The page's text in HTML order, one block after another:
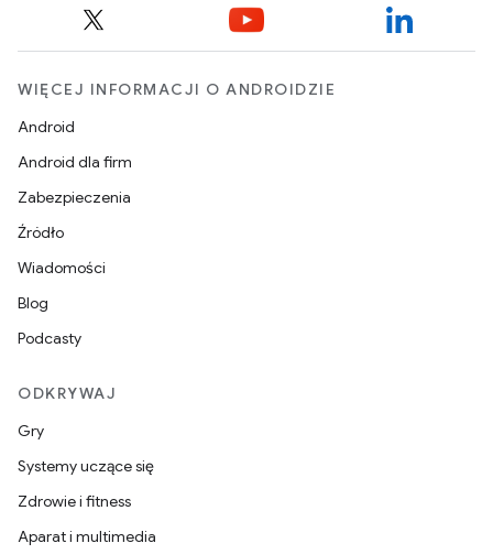
WIĘCEJ INFORMACJI O ANDROIDZIE
Android
Android dla firm
Zabezpieczenia
Źródło
Wiadomości
Blog
Podcasty
ODKRYWAJ
Gry
Systemy uczące się
Zdrowie i fitness
Aparat i multimedia